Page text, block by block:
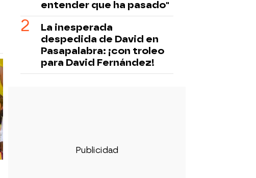
entender que ha pasado"
La inesperada
despedida de David en
Pasapalabra: ¡con troleo
para David Fernández!